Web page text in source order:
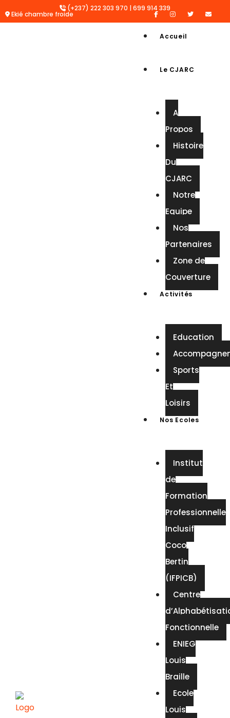
(+237) 222 303 970 | 699 914 339
Ekié chambre froide
Accueil
Le CJARC
A
Propos
Histoire
Du
CJARC
Notre
Equipe
Nos
Partenaires
Zone de
Couverture
Activités
Education
Sports
Et
Loisirs
Nos Ecoles
Institut
de
Formation
Professionnelle
Inclusif
Coco
Bertin
(IFPICB)
Centre
Fonctionnelle
ENIEG
Louis
Braille
Ecole
Louis